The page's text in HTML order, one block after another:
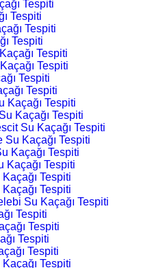
Tespiti
Tespiti
Tespiti
Tespiti
Tespiti
Tespiti
Tespiti
Tespiti
Kaçağı Tespiti
Kaçağı Tespiti
Su Kaçağı Tespiti
Su Kaçağı Tespiti
Kaçağı Tespiti
Kaçağı Tespiti
Tespiti
Tespiti
Su Kaçağı Tespiti
Tespiti
Tespiti
Tespiti
Tespiti
Tespiti